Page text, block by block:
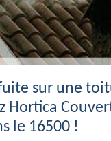
sur une
Hortica
le 16500 !